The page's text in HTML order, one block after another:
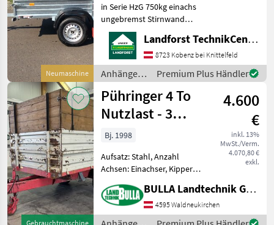
Neumaschine
in Serie HzG 750kg einachs
ungebremst Stirnwand
klappbar Aufsatzwände
600mm Flachplane grau
Um Ihnen unnötige
Wartezeiten oder
Wegstrecken zu ersparen,
bitten wir
Landforst TechnikCenter Knittelfeld
8723 Kobenz bei Knittelfeld
Anhänger /
Pongratz
Premium Plus Händler
Gebrauchtmaschine
Pühringer 4 To
Nutzlast - 3
Seitenkipper
4.600
€
inkl. 13%
MwSt./Verm.
4.070,80 €
exkl.
Bj. 1998
Aufsatz: Stahl, Anzahl
Achsen: Einachser, Kipper-
PÜHRINGER Kipper + 3
Seitenkipper + 1 Achs +
Plateaugröße 2, 95 m x 1, 8
BULLA Landtechnik GmbH
4595 Waldneukirchen